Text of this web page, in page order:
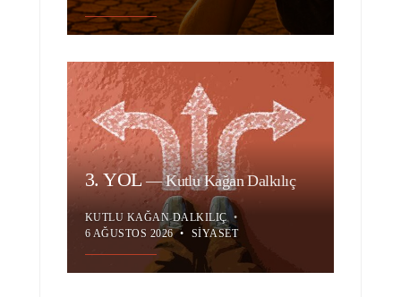
3. YOL—Kutlu Kağan Dalkılıç
KUTLU KAĞAN DALKILIÇ •
6 AĞUSTOS 2026 • SIYASET